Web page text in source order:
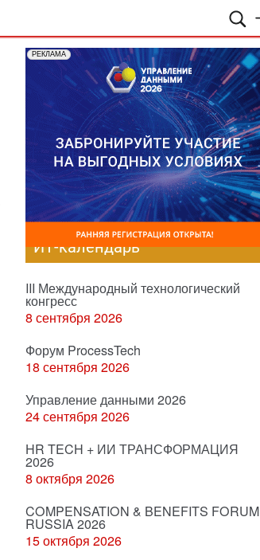
РЕКЛАМА
ИТ-календарь
III Международный технологический
конгресс
8 сентября 2026
Форум ProcessTech
18 сентября 2026
Управление данными 2026
24 сентября 2026
HR TECH + ИИ ТРАНСФОРМАЦИЯ
2026
8 октября 2026
COMPENSATION & BENEFITS FORUM
RUSSIA 2026
15 октября 2026